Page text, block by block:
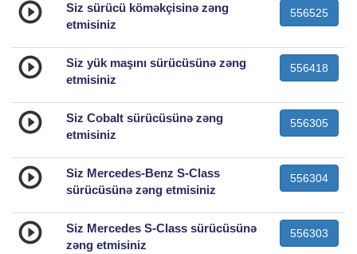
Siz sürücü köməkçisinə zəng
etmisiniz
556525
Siz yük maşını sürücüsünə zəng
etmisiniz
556418
Siz Cobalt sürücüsünə zəng
etmisiniz
556305
Siz Mercedes-Benz S-Class
sürücüsünə zəng etmisiniz
556304
Siz Mercedes S-Class sürücüsünə
zəng etmisiniz
556303